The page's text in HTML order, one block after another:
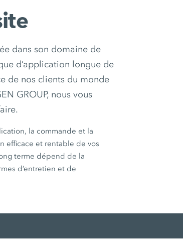
dans son domaine de
d’application longue de
de nos clients du monde
GROUP, nous vous
la commande et la
efficace et rentable de vos
terme dépend de la
d’entretien et de